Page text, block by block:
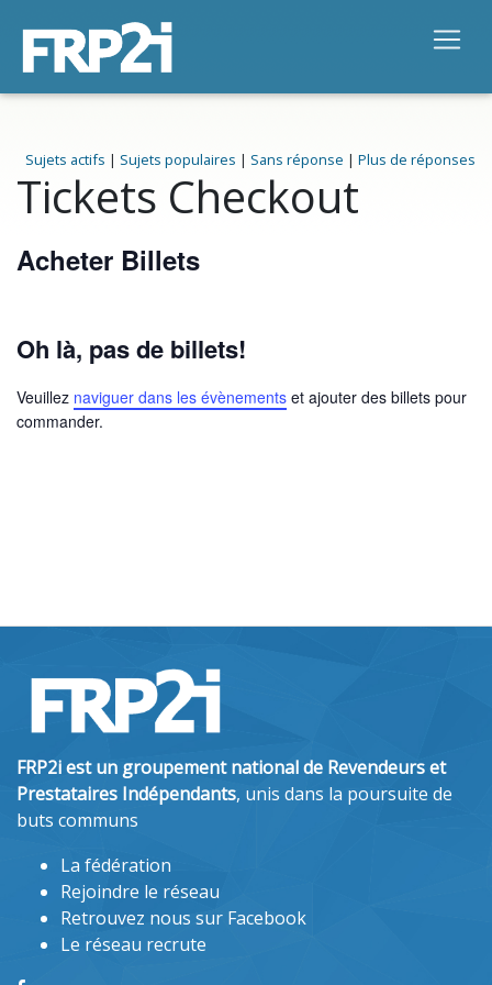
Sujets actifs | Sujets populaires | Sans réponse | Plus de réponses
Tickets Checkout
Acheter Billets
Oh là, pas de billets!
Veuillez naviguer dans les évènements et ajouter des billets pour
commander.
FRP2i est un groupement national de Revendeurs et
Prestataires Indépendants, unis dans la poursuite de
buts communs
La fédération
Rejoindre le réseau
Retrouvez nous sur Facebook
Le réseau recrute